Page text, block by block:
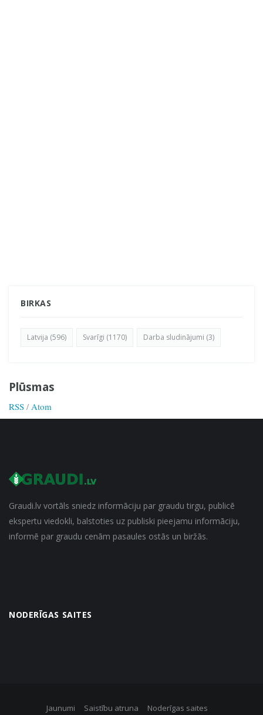
BIRKAS
Latvija (596) Svarīgi (1170) Darba sludinājumi (3)
Plūsmas
RSS / Atom
Graudi.lv vortāls sniedz informāciju par graudu tirgu, publicē
ekspertu viedokli, balstoties uz publiski pieejamu informāciju,
informē par graudu cenām pasaules ostās un biržās.
NODERĪGAS SAITES
Jaunumi Saistību atruna
Noderīgas saites